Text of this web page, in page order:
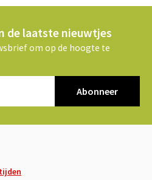
de laatste nieuwtjes
om op de hoogte te
Abonneer